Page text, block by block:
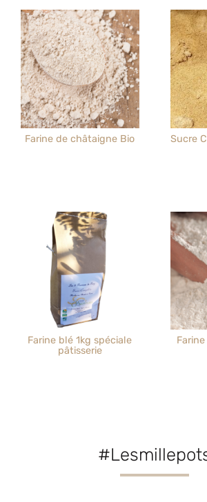
Farine de châtaigne Bio
Sucre
Farine blé 1kg spéciale
pâtisserie
Farine